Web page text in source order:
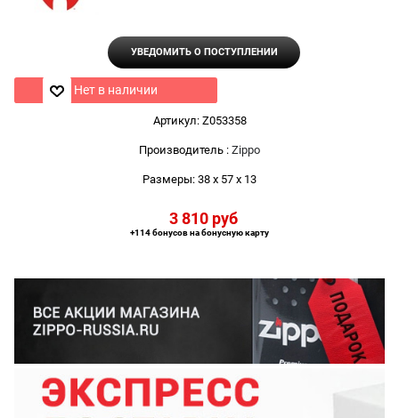
УВЕДОМИТЬ О ПОСТУПЛЕНИИ
Нет в наличии
Артикул: Z053358
Производитель : Zippo
Размеры: 38 x 57 x 13
3 810 руб
+114 бонусов на бонусную карту